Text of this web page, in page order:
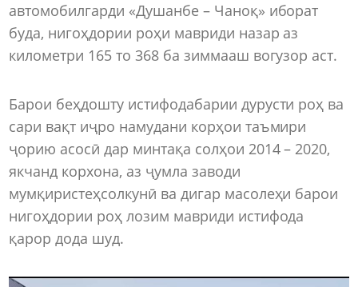
автомобилгарди «Душанбе – Чаноқ» иборат
буда, нигоҳдории роҳи мавриди назар аз
километри 165 то 368 ба зиммааш вогузор аст.
Барои беҳдошту истифодабарии дурусти роҳ ва
сари вақт иҷро намудани корҳои таъмири
ҷорию асосӣ дар минтақа солҳои 2014 – 2020,
якчанд корхона, аз ҷумла заводи
мумқиристеҳсолкунӣ ва дигар масолеҳи барои
нигоҳдории роҳ лозим мавриди истифода
қарор дода шуд.